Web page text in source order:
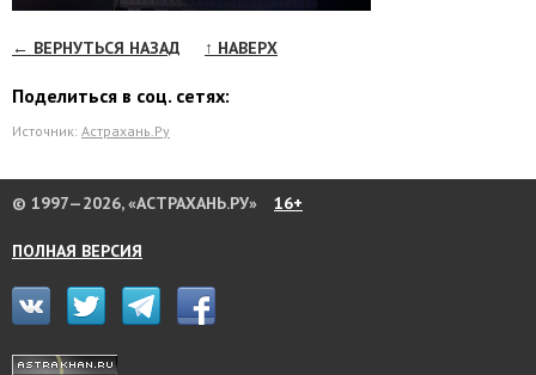
← ВЕРНУТЬСЯ НАЗАД ↑ НАВЕРХ
Поделиться в соц. сетях:
Источник: Астрахань.Ру
© 1997—2026, «АСТРАХАНЬ.РУ» 16+
ПОЛНАЯ ВЕРСИЯ